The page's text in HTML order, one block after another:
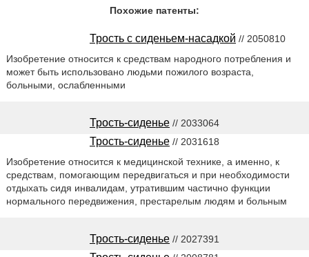
Похожие патенты:
Трость с сиденьем-насадкой // 2050810
Изобретение относится к средствам народного потребления и
может быть использовано людьми пожилого возраста,
больными, ослабленными
Трость-сиденье // 2033064
Трость-сиденье // 2031618
Изобретение относится к медицинской технике, а именно, к
средствам, помогающим передвигаться и при необходимости
отдыхать сидя инвалидам, утратившим частично функции
нормального передвижения, престарелым людям и больным
Трость-сиденье // 2027391